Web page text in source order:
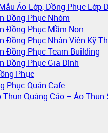
Áo Lớp, Đồng Phục Lớp
Đồng Phục Nhóm
Đồng Phục Mầm Non
Đồng Phục Nhân Viên Kỹ
Đồng Phục Team Building
Đồng Phục Gia Đình
Phục
Phục Quán Cafe
Thun Quảng Cáo – Áo Thun